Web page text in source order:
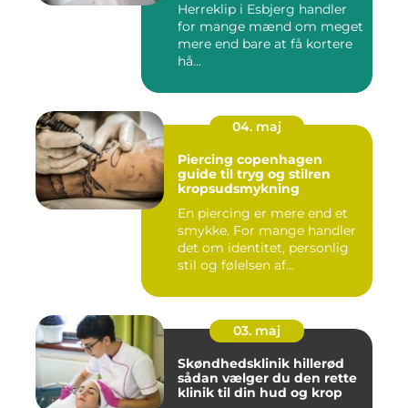
Herreklip i Esbjerg handler
for mange mænd om meget
mere end bare at få kortere
hå...
04. maj
Piercing copenhagen
guide til tryg og stilren
kropsudsmykning
En piercing er mere end et
smykke. For mange handler
det om identitet, personlig
stil og følelsen af...
03. maj
Skøndhedsklinik hillerød
sådan vælger du den rette
klinik til din hud og krop